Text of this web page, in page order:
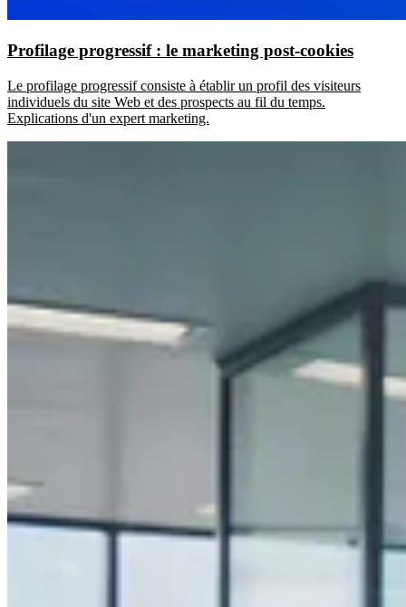
Profilage progressif : le marketing post-cookies
Le profilage progressif consiste à établir un profil des visiteurs
individuels du site Web et des prospects au fil du temps.
Explications d'un expert marketing.